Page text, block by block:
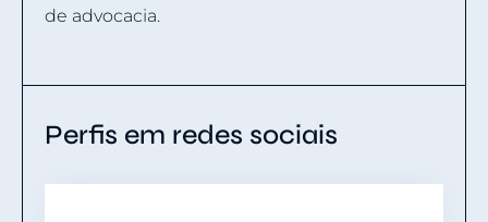
de advocacia.
Perfis em redes sociais